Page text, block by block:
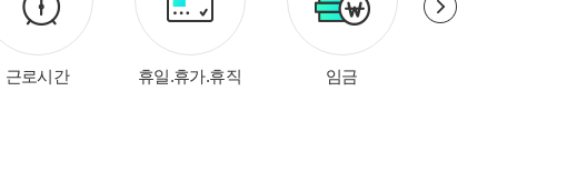
근로시간 휴일.휴가.휴직 임금